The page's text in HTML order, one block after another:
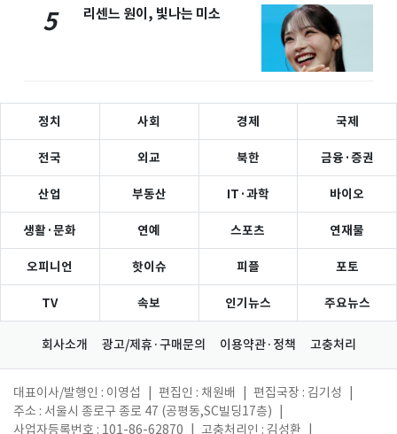
5 리센느 원이, 빛나는 미소
정치 사회 경제 국제
전국 외교 북한 금융·증권
산업 부동산 IT·과학 바이오
생활·문화 연예 스포츠 연재물
오피니언 핫이슈 피플 포토
TV 속보 인기뉴스 주요뉴스
회사소개 광고/제휴·구매문의 이용약관·정책 고충처리
대표이사/발행인 : 이영섭 편집인 : 채원배 편집국장 : 김기성
주소 : 서울시 종로구 종로 47 (공평동,SC빌딩17층)
사업자등록번호 : 101-86-62870
고충처리인 : 김성환